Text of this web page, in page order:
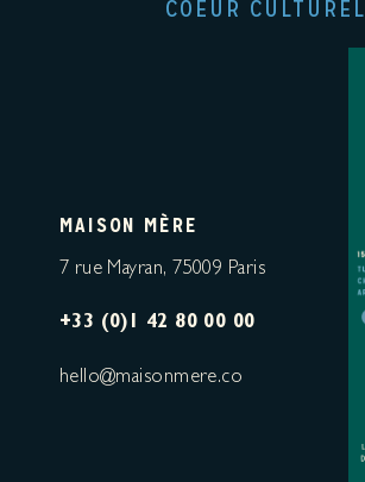
COEUR
MAISON MÈRE
7 rue Mayran, 75009 Paris
+33 (0)1 42 80 00 00
hello@maisonmere.co